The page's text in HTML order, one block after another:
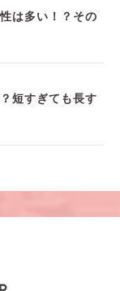
は多い！？その
短すぎても長す